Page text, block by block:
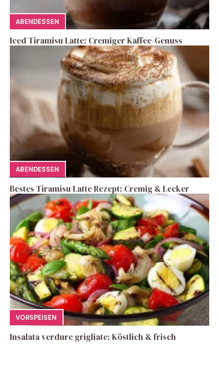
ABENDESSEN
Iced Tiramisu Latte: Cremiger Kaffee-Genuss
ABENDESSEN
Bestes Tiramisu Latte Rezept: Cremig & Lecker
VORSPEISEN
Insalata verdure grigliate: Köstlich & frisch